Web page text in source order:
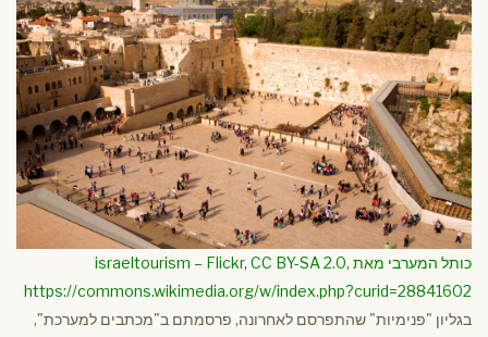
כותל המערבי מאת israeltourism – Flickr, CC BY-SA 2.0,
https://commons.wikimedia.org/w/index.php?curid=28841602
בגליון "פנימיות" שהתפרסם לאחרונה, פרסמתם ב"מכתבים למערכת",